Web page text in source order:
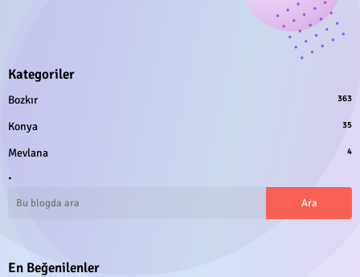
Kategoriler
Bozkır 363
Konya 35
Mevlana 4
.
En Beğenilenler